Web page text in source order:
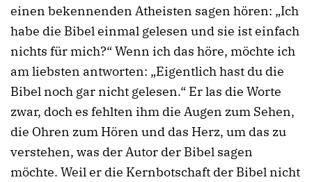
einen bekennenden Atheisten sagen hören: „Ich
habe die Bibel einmal gelesen und sie ist einfach
nichts für mich?“ Wenn ich das höre, möchte ich
am liebsten antworten: „Eigentlich hast du die
Bibel noch gar nicht gelesen.“ Er las die Worte
zwar, doch es fehlten ihm die Augen zum Sehen,
die Ohren zum Hören und das Herz, um das zu
verstehen, was der Autor der Bibel sagen
möchte. Weil er die Kernbotschaft der Bibel nicht